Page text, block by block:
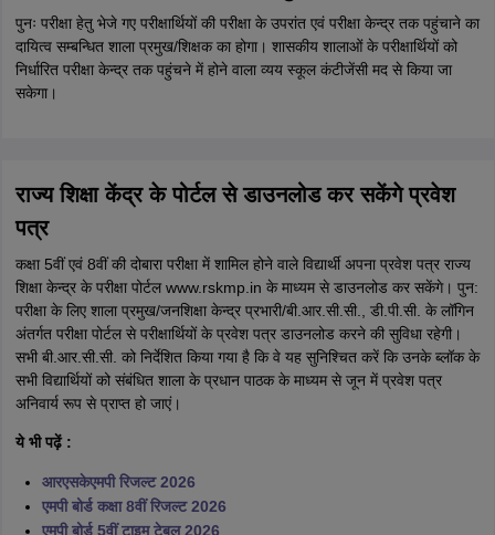
पुनः परीक्षा हेतु भेजे गए परीक्षार्थियों की परीक्षा के उपरांत एवं परीक्षा केन्द्र तक पहुंचाने का
दायित्व सम्बन्धित शाला प्रमुख/शिक्षक का होगा। शासकीय शालाओं के परीक्षार्थियों को
निर्धारित परीक्षा केन्द्र तक पहुंचने में होने वाला व्यय स्कूल कंटीजेंसी मद से किया जा
सकेगा।
राज्य शिक्षा केंद्र के पोर्टल से डाउनलोड कर सकेंगे प्रवेश
पत्र
कक्षा 5वीं एवं 8वीं की दोबारा परीक्षा में शामिल होने वाले विद्यार्थी अपना प्रवेश पत्र राज्य
शिक्षा केन्द्र के परीक्षा पोर्टल www.rskmp.in के माध्यम से डाउनलोड कर सकेंगे। पुन:
परीक्षा के लिए शाला प्रमुख/जनशिक्षा केन्द्र प्रभारी/बी.आर.सी.सी., डी.पी.सी. के लॉगिन
अंतर्गत परीक्षा पोर्टल से परीक्षार्थियों के प्रवेश पत्र डाउनलोड करने की सुविधा रहेगी।
सभी बी.आर.सी.सी. को निर्देशित किया गया है कि वे यह सुनिश्चित करें कि उनके ब्लॉक के
सभी विद्यार्थियों को संबंधित शाला के प्रधान पाठक के माध्यम से जून में प्रवेश पत्र
अनिवार्य रूप से प्राप्त हो जाएं।
ये भी पढ़ें :
आरएसकेएमपी रिजल्ट 2026
एमपी बोर्ड कक्षा 8वीं रिजल्ट 2026
एमपी बोर्ड 5वीं टाइम टेबल 2026